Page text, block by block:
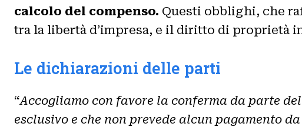
calcolo del compenso. Questi obblighi, che
tra la libertà d’impresa, e il diritto di proprietà
Le dichiarazioni delle parti
“Accogliamo con favore la conferma da parte
esclusivo e che non prevede alcun pagamento